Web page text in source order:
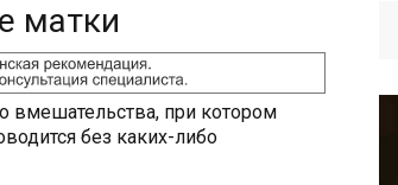
матки
вмешательства, при котором
без каких-либо